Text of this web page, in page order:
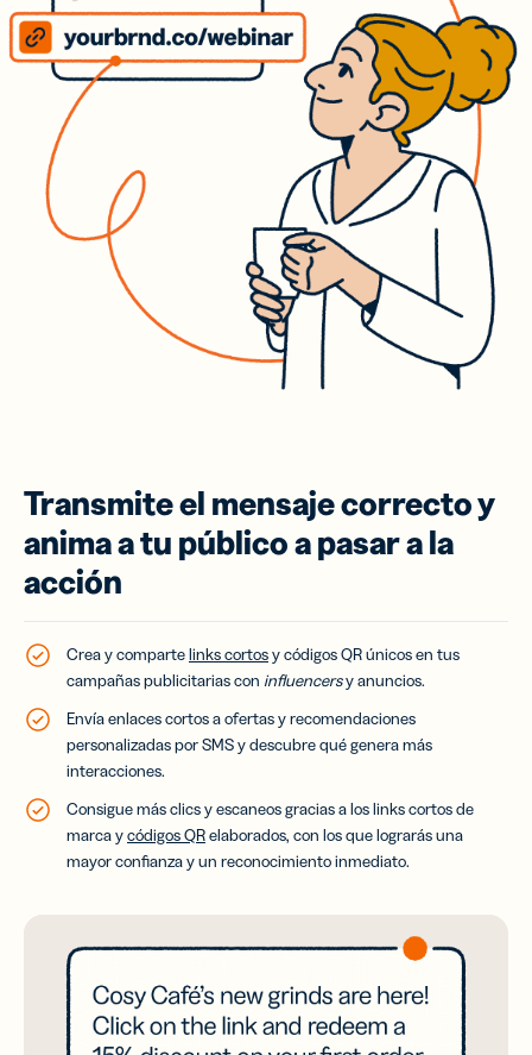
Transmite el mensaje correcto y
anima a tu público a pasar a la
acción
Crea y compartelinks cortosy códigos QR únicos en tus
campañas publicitarias con influencersy anuncios.
Envía enlaces cortos a ofertas y recomendaciones
personalizadas por SMS y descubre qué genera más
interacciones.
Consigue más clics y escaneos gracias a los links cortos de
marca ycódigos QRelaborados, con los que lograrás una
mayor confianza y un reconocimiento inmediato.